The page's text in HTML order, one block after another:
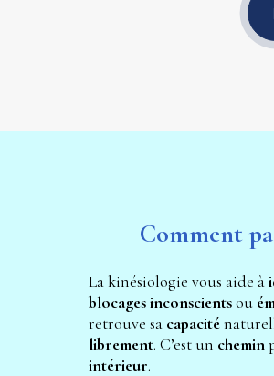
Comment
La kinésiologie vous aide à
blocages inconscients ou
retrouve sa capacité
librement. C’est un chemin
intérieur.